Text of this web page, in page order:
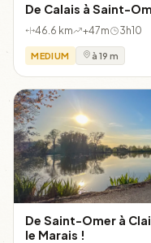
De Calais à Saint-
46.6 km +47m 3h10
MEDIUM à 19 m
De Saint-Omer à
le Marais !